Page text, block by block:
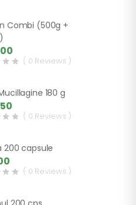
Combi (500g +
( 0 Reviews )
180 g
( 0 Reviews )
200 capsule
( 0 Reviews )